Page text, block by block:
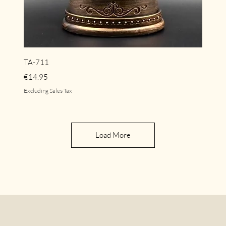
TA-711
Price
€14.95
Excluding Sales Tax
Load More